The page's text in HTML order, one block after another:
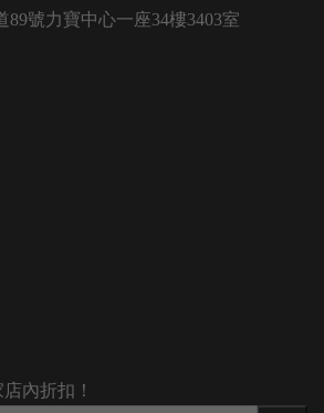
89號力寶中心一座34樓3403室
內折扣！